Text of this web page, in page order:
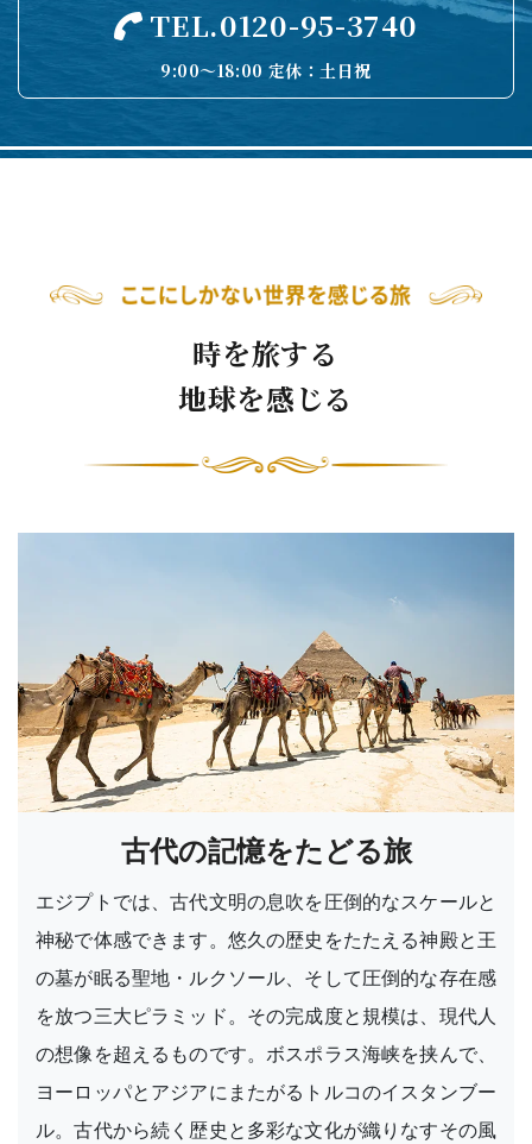
TEL.0120-95-3740
9:00〜18:00 定休：土日祝
時を旅する
地球を感じる
古代の記憶をたどる旅
エジプトでは、古代文明の息吹を圧倒的なスケールと
神秘で体感できます。悠久の歴史をたたえる神殿と王
の墓が眠る聖地・ルクソール、そして圧倒的な存在感
を放つ三大ピラミッド。その完成度と規模は、現代人
の想像を超えるものです。ボスポラス海峡を挟んで、
ヨーロッパとアジアにまたがるトルコのイスタンブー
ル。古代から続く歴史と多彩な文化が織りなすその風